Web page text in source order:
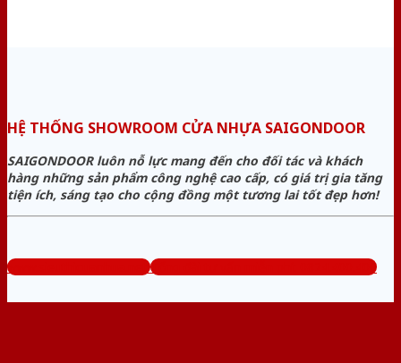
HỆ THỐNG SHOWROOM CỬA NHỰA SAIGONDOOR
SAIGONDOOR luôn nỗ lực mang đến cho đối tác và khách
hàng những sản phẩm công nghệ cao cấp, có giá trị gia tăng
tiện ích, sáng tạo cho cộng đồng một tương lai tốt đẹp hơn!
www.sieuthicuanhua.net Tổng đài tư vấn miễn phí: 0824.400.400